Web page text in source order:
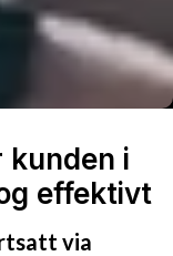
kunden i
effektivt
via